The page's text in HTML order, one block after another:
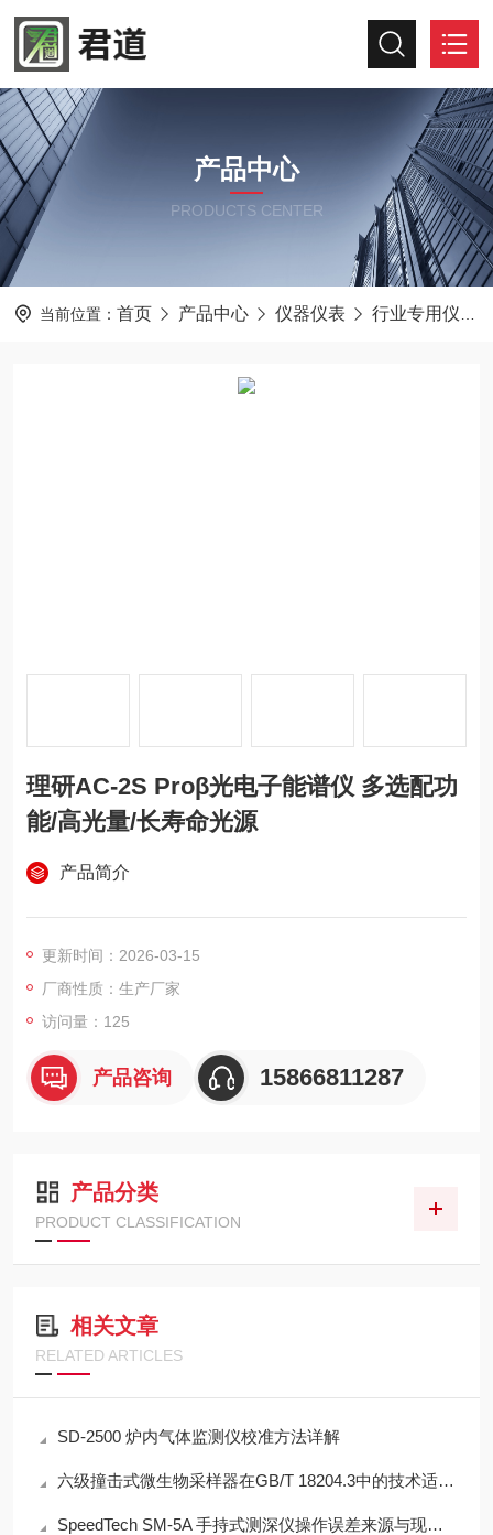
产品中心
PRODUCTS CENTER
当前位置： 首页 产品中心 仪器仪表 行业专用仪器仪表
理研AC-2S Proβ光电子能谱仪 多选配功
能/高光量/长寿命光源
产品简介
更新时间：2026-03-15
厂商性质：生产厂家
访问量：125
产品咨询 15866811287
产品分类
PRODUCT CLASSIFICATION
相关文章
RELATED ARTICLES
SD-2500 炉内气体监测仪校准方法详解
六级撞击式微生物采样器在GB/T 18204.3中的技术适配性分析
SpeedTech SM-5A 手持式测深仪操作误差来源与现场应用技术规范